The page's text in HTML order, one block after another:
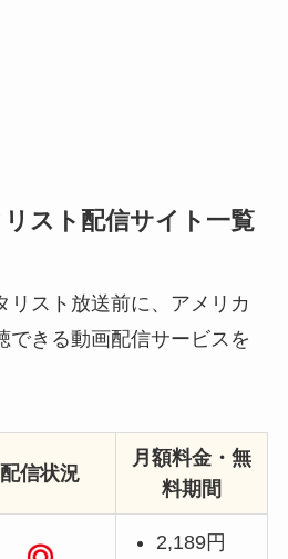
スト配信サイト一覧
リスト放送前に、アメリカ
できる動画配信サービスを
配信状況
月額料金・無
料期間
2,189円